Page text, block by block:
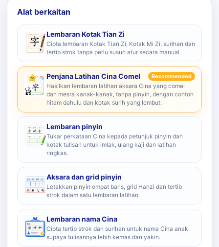
Alat berkaitan
Lembaran Kotak Tian Zi
Cipta lembaran Kotak Tian Zi, Kotak Mi Zi, surihan dan
tertib strok tanpa perlu susun atur secara manual.
Penjana Latihan Cina Comel Recommended
Hasilkan lembaran latihan aksara Cina yang comel
dan mesra kanak-kanak, tanpa pinyin, dengan contoh
hitam dahulu dan kotak surih yang lembut.
Lembaran pinyin
Tukar perkataan Cina kepada petunjuk pinyin dan
kotak tulisan untuk imlak, ulang kaji dan latihan
ringkas.
Aksara dan grid pinyin
Letakkan pinyin empat baris, grid Hanzi dan tertib
strok dalam satu lembaran latihan.
Lembaran nama Cina
Cipta tertib strok dan surihan untuk nama Cina anak
supaya tulisannya lebih kemas dan yakin.